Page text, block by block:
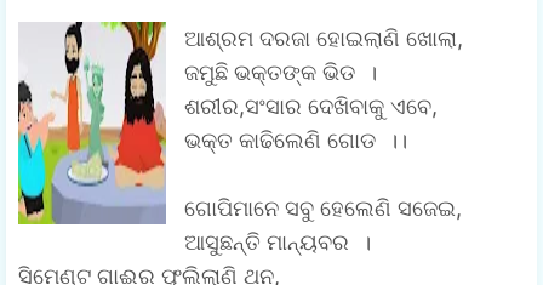
ଆଶ୍ରମ ଦରଜା ହୋଇଲାଣି ଖୋଲା,
ଜମୁଛି ଭକ୍ତଙ୍କ ଭିଡ ।
ଶରୀର,ସଂସାର ଦେଖିବାକୁ ଏବେ,
ଭକ୍ତ କାଢିଲେଣି ଗୋଡ ।।
ଗୋପିମାନେ ସବୁ ହେଲେଣି ସଜେଇ,
ଆସୁଛନ୍ତି ମାନ୍ୟବର ।
ସିମେଣ୍ଟ ଗାଈର ଫୁଲିଲାଣି ଥନ,